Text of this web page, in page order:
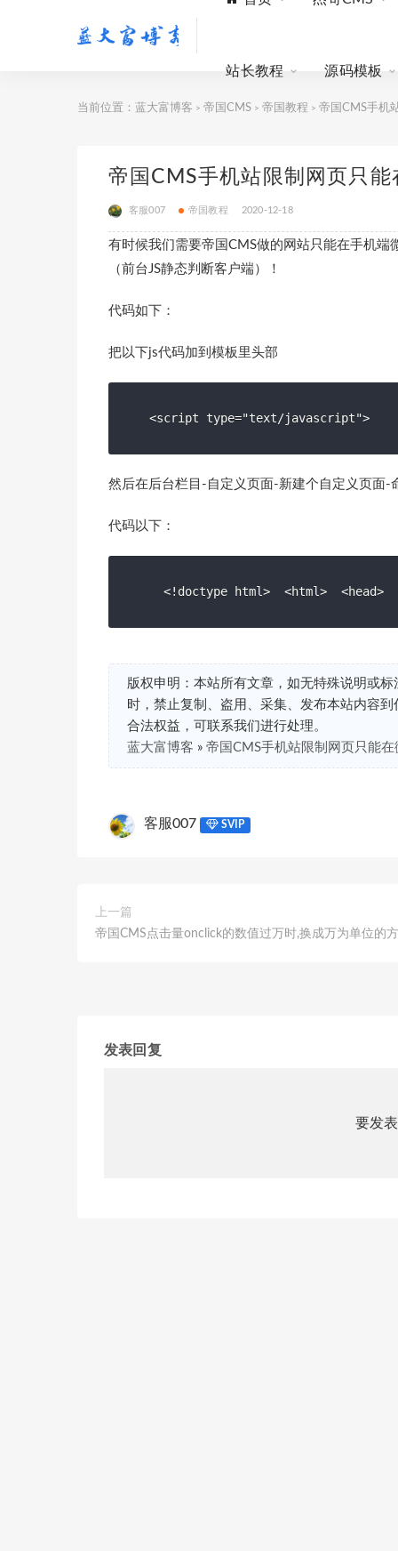
站长教程 源码模板
当前位置： 蓝大富博客 > 帝国CMS > 帝国教程 > 帝国CMS手机
帝国CMS手机站限制网页只能
客服007 帝国教程 2020-12-18
有时候我们需要帝国CMS做的网站只能在手机
（前台JS静态判断客户端）！
代码如下：
把以下js代码加到模板里头部
然后在后台栏目-自定义页面-新建个自定义页面-
代码以下：
<!doctype html>  <html>  <head>
版权申明：本站所有文章，如无特殊说明或
时，禁止复制、盗用、采集、发布本站内容
合法权益，可联系我们进行处理。
蓝大富博客 » 帝国CMS手机站限制网页只能
客服007 SVIP
上一篇
帝国CMS点击量onclick的数值过万时,换成万为单位的
发表回复
要发